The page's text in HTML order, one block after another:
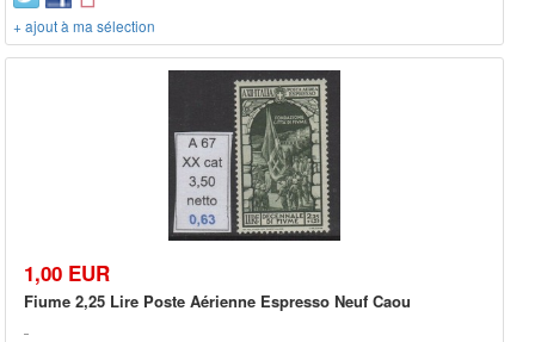
+ ajout à ma sélection
1,00 EUR
Fiume 2,25 Lire Poste Aérienne Espresso Neuf Caou